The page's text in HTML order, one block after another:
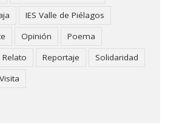
IES Valle de Piélagos
Opinión
Poema
Relato Reportaje
Solidaridad
Visita